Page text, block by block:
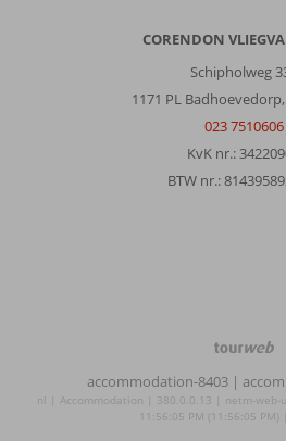
CORENDON
Schipholweg
1171 PL
023 7510606
KvK nr.:
BTW nr.:
accommodation-8403 |
nl | Accommodation | 380.0.0.13 | netm-web-
11:56:05 PM (11:56:05